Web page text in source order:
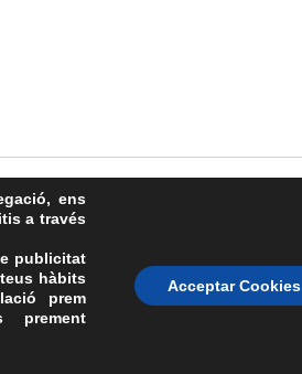
·Política de Cookies·FAQs
CATALANA
ens
a través
publicitat
hàbits
prem
prement
Acceptar Cookies